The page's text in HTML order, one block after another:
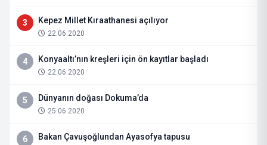
3 Kepez Millet Kıraathanesi açılıyor
22.06.2020
4 Konyaaltı’nın kreşleri için ön kayıtlar başladı
22.06.2020
5 Dünyanın doğası Dokuma’da
25.06.2020
6 Bakan Çavuşoğlundan Ayasofya tapusu